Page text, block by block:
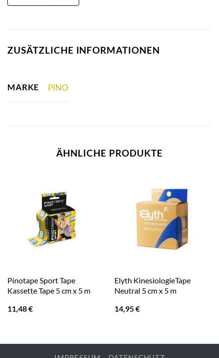
ZUSÄTZLICHE INFORMATIONEN
MARKE PINO
ÄHNLICHE PRODUKTE
Pinotape Sport Tape
Kassette Tape 5 cm x 5 m
11,48€
Elyth KinesiologieTape
Neutral 5 cm x 5 m
14,95€